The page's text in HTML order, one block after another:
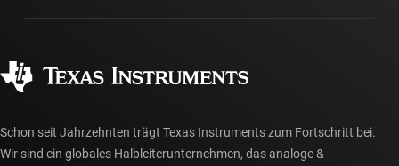
myTI-Konto FAQs
Häufig gestellte Fragen zu Bestellungen
Schon seit Jahrzehnten trägt Texas Instruments zum Fortschritt bei.
Wir sind ein globales Halbleiterunternehmen, das analoge &